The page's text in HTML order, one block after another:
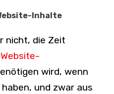
Inhalte
nicht, die Zeit
Website-
wird, wenn
und zwar aus